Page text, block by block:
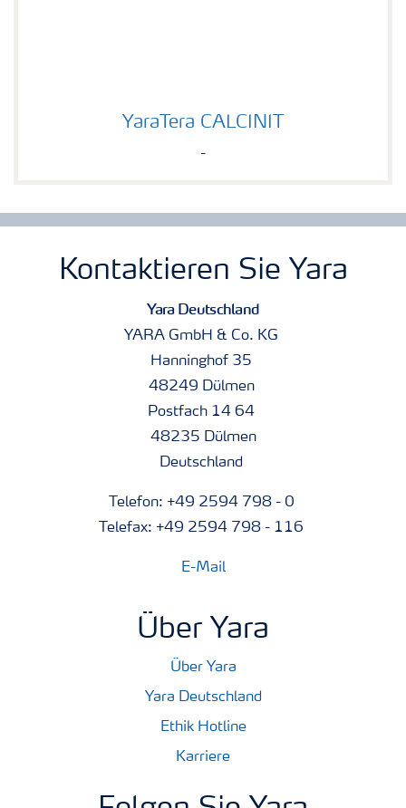
YaraTera CALCINIT
-
Kontaktieren Sie Yara
Yara Deutschland
YARA GmbH & Co. KG
Hanninghof 35
48249 Dülmen
Postfach 14 64
48235 Dülmen
Deutschland
Telefon: +49 2594 798 - 0
Telefax: +49 2594 798 - 116
E-Mail
Über Yara
Über Yara
Yara Deutschland
Ethik Hotline
Karriere